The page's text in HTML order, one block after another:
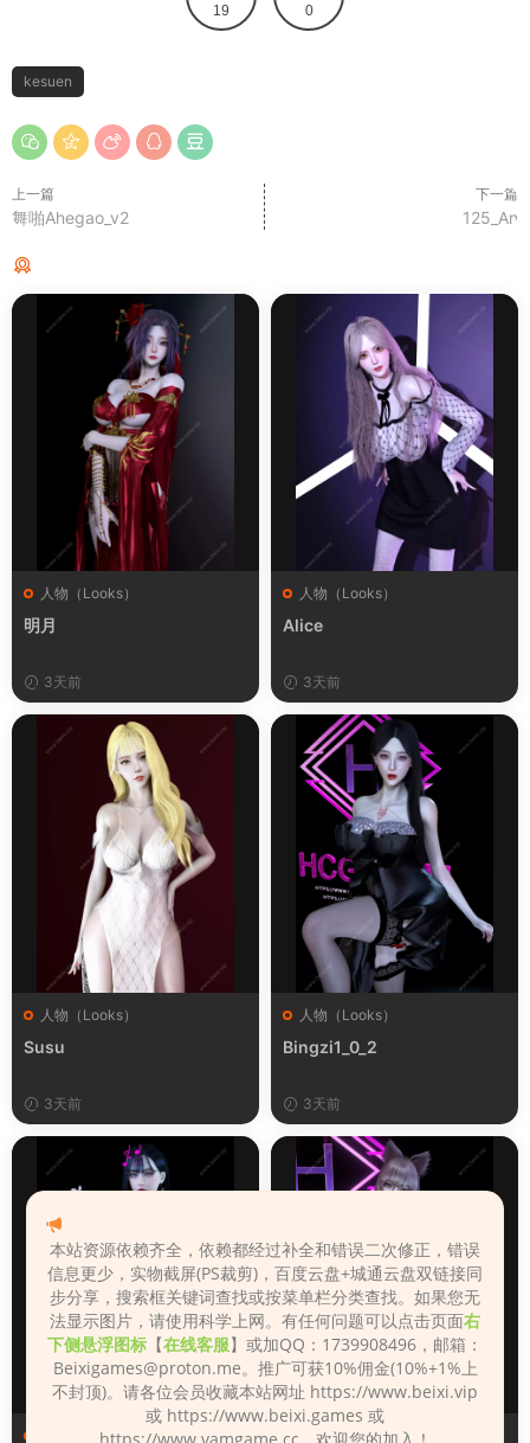
19 0
kesuen
上一篇
舞啪Ahegao_v2
下一篇
125_An
人物（Looks）
明月
3天前
人物（Looks）
Alice
3天前
人物（Looks）
Susu
3天前
人物（Looks）
Bingzi1_0_2
3天前
人物（Looks） 人物（Looks）
本站资源依赖齐全，依赖都经过补全和错误二次修正，错误
信息更少，实物截屏(PS裁剪)，百度云盘+城通云盘双链接同
步分享，搜索框关键词查找或按菜单栏分类查找。如果您无
法显示图片，请使用科学上网。有任何问题可以点击页面右
下侧悬浮图标 【在线客服】或加QQ：1739908496，邮箱：
Beixigames@proton.me。推广可获10%佣金(10%+1%上
不封顶)。请各位会员收藏本站网址 https://www.beixi.vip
或 https://www.beixi.games 或